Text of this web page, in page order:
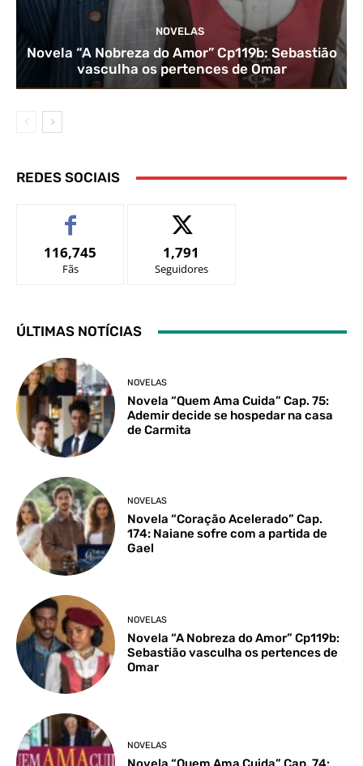
NOVELAS
Novela “A Nobreza do Amor” Cp119b: Sebastião
vasculha os pertences de Omar
REDES SOCIAIS
116,745
Fãs
1,791
Seguidores
ÚLTIMAS NOTÍCIAS
NOVELAS
Novela “Quem Ama Cuida” Cap. 75:
Ademir decide se hospedar na casa
de Carmita
NOVELAS
Novela “Coração Acelerado” Cap.
174: Naiane sofre com a partida de
Gael
NOVELAS
Novela “A Nobreza do Amor” Cp119b:
Sebastião vasculha os pertences de
Omar
NOVELAS